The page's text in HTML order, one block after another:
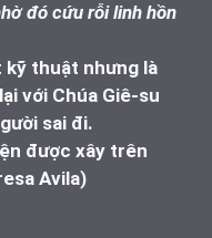
đó cứu rỗi linh hồn
kỹ thuật nhưng là
với Chúa Giê-su
sai đi.
được xây trên
Avila)